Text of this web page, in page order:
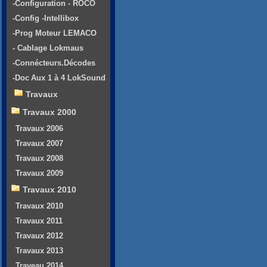
-Configuration - ROCO
-Config -Intellibox
-Prog Moteur LEMACO
- Cablage Lokmaus
-Connécteurs.Décodes
-Doc Aux 1 à 4 LokSound
Travaux
Travaux 2000
Travaux 2006
Travaux 2007
Travaux 2008
Travaux 2009
Travaux 2010
Travaux 2010
Travaux 2011
Travaux 2012
Travaux 2013